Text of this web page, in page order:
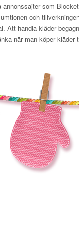
som
och
Att handla kläder
när man köper kläder